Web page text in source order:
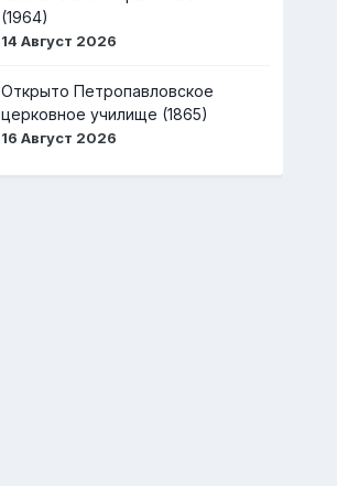
(1964)
14 Август 2026
Открыто Петропавловское
церковное училище (1865)
16 Август 2026